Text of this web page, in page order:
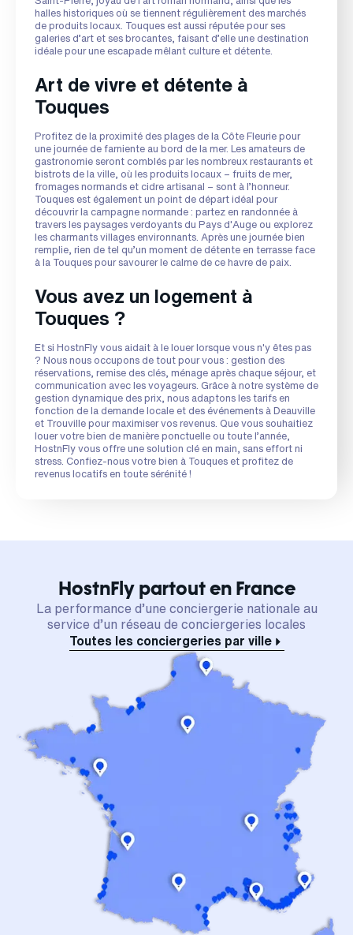
halles historiques où se tiennent régulièrement des marchés
de produits locaux. Touques est aussi réputée pour ses
galeries d’art et ses brocantes, faisant d’elle une destination
idéale pour une escapade mêlant culture et détente.
Art de vivre et détente à
Touques
Profitez de la proximité des plages de la Côte Fleurie pour
une journée de farniente au bord de la mer. Les amateurs de
gastronomie seront comblés par les nombreux restaurants et
bistrots de la ville, où les produits locaux – fruits de mer,
fromages normands et cidre artisanal – sont à l’honneur.
Touques est également un point de départ idéal pour
découvrir la campagne normande : partez en randonnée à
travers les paysages verdoyants du Pays d'Auge ou explorez
les charmants villages environnants. Après une journée bien
remplie, rien de tel qu’un moment de détente en terrasse face
à la Touques pour savourer le calme de ce havre de paix.
Vous avez un logement à
Touques ?
Et si HostnFly vous aidait à le louer lorsque vous n'y êtes pas
? Nous nous occupons de tout pour vous : gestion des
réservations, remise des clés, ménage après chaque séjour, et
communication avec les voyageurs. Grâce à notre système de
gestion dynamique des prix, nous adaptons les tarifs en
fonction de la demande locale et des événements à Deauville
et Trouville pour maximiser vos revenus. Que vous souhaitiez
louer votre bien de manière ponctuelle ou toute l’année,
HostnFly vous offre une solution clé en main, sans effort ni
stress. Confiez-nous votre bien à Touques et profitez de
revenus locatifs en toute sérénité !
HostnFly partout en France
La performance d’une conciergerie nationale au
service d’un réseau de conciergeries locales
Toutes les conciergeries par ville